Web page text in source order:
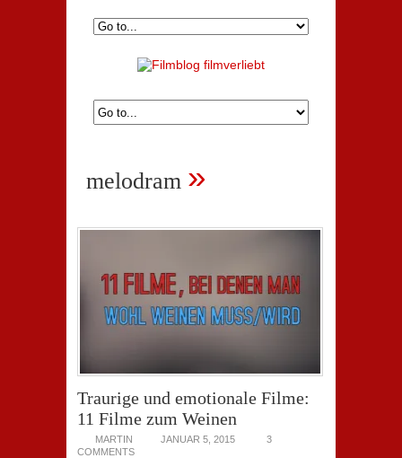
melodram »
Traurige und emotionale Filme:
11 Filme zum Weinen
MARTIN JANUAR 5, 2015
3
COMMENTS